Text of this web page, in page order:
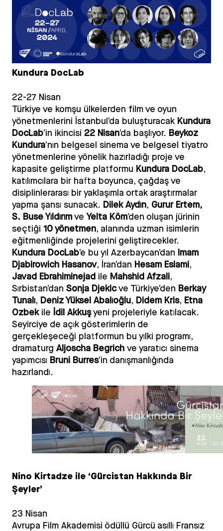
Kundura DocLab
22-27 Nisan
Türkiye ve komşu ülkelerden film ve oyun
yönetmenlerini İstanbul’da buluşturacak Kundura
DocLab’in ikincisi 22 Nisan’da başlıyor. Beykoz
Kundura’nın belgesel sinema ve belgesel tiyatro
yönetmenlerine yönelik hazırladığı proje ve
kapasite geliştirme platformu Kundura DocLab,
katılımcılara bir hafta boyunca, çağdaş ve
disiplinlerarası bir yaklaşımla ortak araştırmalar
yapma şansı sunacak. Dilek Aydın, Gurur Ertem,
S. Buse YıldırımveYelta Köm’den oluşan jürinin
seçtiği 10 yönetmen, alanında uzman isimlerin
eğitmenliğinde projelerini geliştirecekler.
Kundura DocLab’e bu yıl Azerbaycan’dan Imam
Djabirowich Hasanov, İran’dan Hesam Eslami,
Javad Ebrahiminejad ile Mahshid Afzali,
Sırbistan’dan Sonja Djekicve Türkiye’den Berkay
Tunalı, Deniz Yüksel Abalıoğlu, Didem Kris, Etna
Ozbekile İdil Akkuşyeni projeleriyle katılacak.
Seyirciye de açık gösterimlerin de
gerçekleşeceği platformun bu yılki programı,
dramaturg Aljoscha Begrich ve yaratıcı sinema
yapımcısı Bruni Burres’in danışmanlığında
hazırlandı.
Nino Kirtadze ile ‘Gürcistan Hakkında Bir
Şeyler’
23 Nisan
Avrupa Film Akademisi ödüllü Gürcü asıllı Fransız